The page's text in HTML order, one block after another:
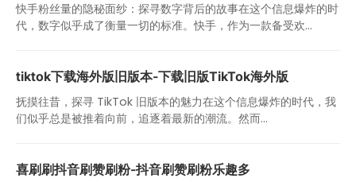
快手粉丝量的隐秘面纱：探寻数字背后的故事在这个信息爆炸的时
代，数字似乎成了衡量一切的标准。快手，作为一款备受欢...
tiktok下载海外版旧版本-下载旧版TikTok海外版
抚摸往昔，探寻 TikTok 旧版本的魅力在这个信息爆炸的时代，我
们似乎总是被推着向前，追逐着最新的潮流。然而...
喜刷刷抖音刷赞刷粉-抖音刷赞刷粉乐趣多